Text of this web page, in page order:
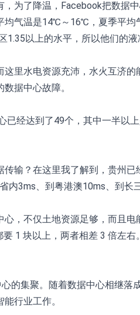
为了降温，Facebook把数据
均气温是14℃～16℃，夏季平
以上的水平，所以他们的液
里水电资源充沛，水火互济
据中心故障。
已经达到了49个，其中一半以
输？在这里我了解到，贵州
内3ms、到粤港澳10ms、到
，不仅土地资源足够，而且
1 块以上，两者相差 3 倍左
的集聚。随着数据中心相继
行业工作。